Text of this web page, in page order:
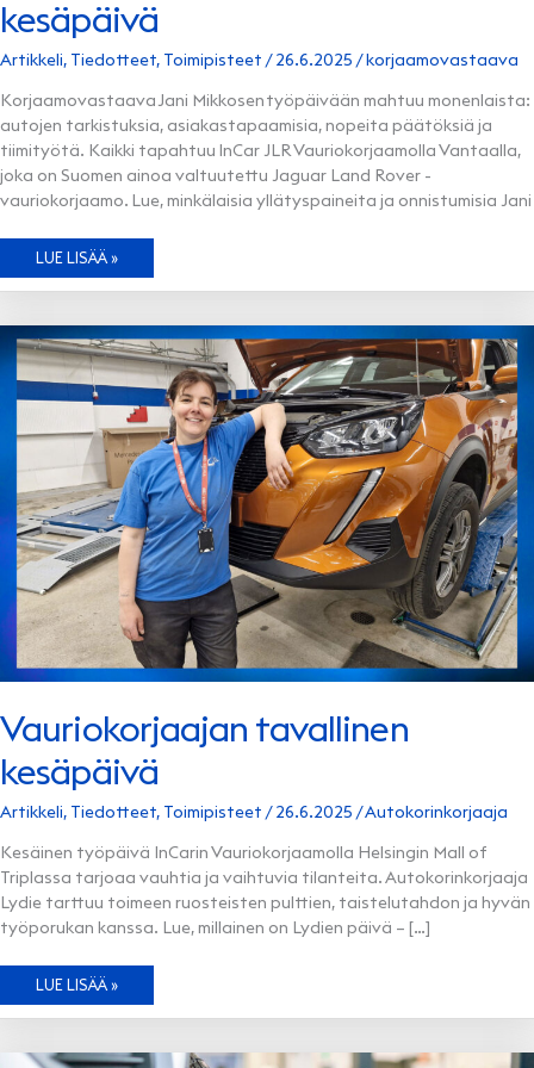
kesäpäivä
Artikkeli, Tiedotteet, Toimipisteet /26.6.2025 /korjaamovastaava
Korjaamovastaava Jani Mikkosen työpäivään mahtuu monenlaista:
autojen tarkistuksia, asiakastapaamisia, nopeita päätöksiä ja
tiimityötä. Kaikki tapahtuu InCar JLR Vauriokorjaamolla Vantaalla,
joka on Suomen ainoa valtuutettu Jaguar Land Rover -
vauriokorjaamo. Lue, minkälaisia yllätyspaineita ja onnistumisia Jani
KORJAAMOVASTAAVAN
KESÄPÄIVÄ
LUE LISÄÄ »
Vauriokorjaajan tavallinen
kesäpäivä
Artikkeli, Tiedotteet, Toimipisteet /26.6.2025 /Autokorinkorjaaja
Kesäinen työpäivä InCarin Vauriokorjaamolla Helsingin Mall of
Triplassa tarjoaa vauhtia ja vaihtuvia tilanteita. Autokorinkorjaaja
Lydie tarttuu toimeen ruosteisten pulttien, taistelutahdon ja hyvän
työporukan kanssa. Lue, millainen on Lydien päivä – […]
VAURIOKORJAAJAN
KESÄPÄIVÄ
LUE LISÄÄ »